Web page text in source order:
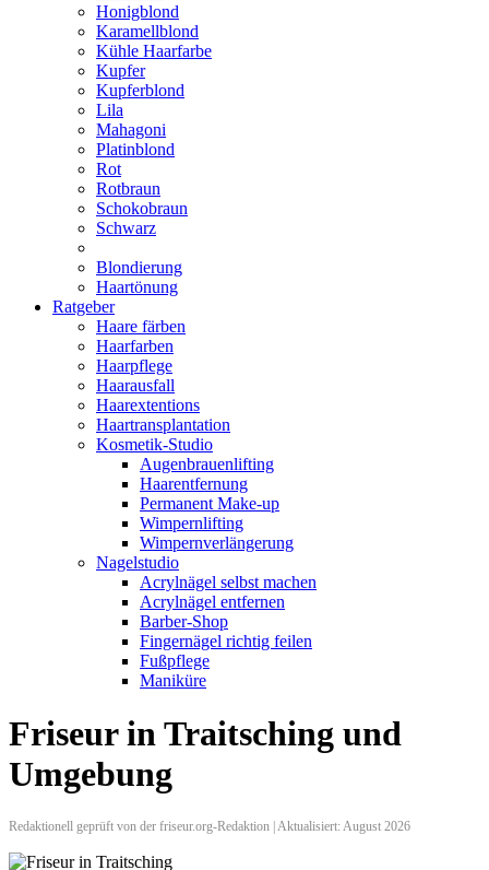
Honigblond
Karamellblond
Kühle Haarfarbe
Kupfer
Kupferblond
Lila
Mahagoni
Platinblond
Rot
Rotbraun
Schokobraun
Schwarz
Blondierung
Haartönung
Ratgeber
Haare färben
Haarfarben
Haarpflege
Haarausfall
Haarextentions
Haartransplantation
Kosmetik-Studio
Augenbrauenlifting
Haarentfernung
Permanent Make-up
Wimpernlifting
Wimpernverlängerung
Nagelstudio
Acrylnägel selbst machen
Acrylnägel entfernen
Barber-Shop
Fingernägel richtig feilen
Fußpflege
Maniküre
Friseur in Traitsching und
Umgebung
Redaktionell geprüft von der friseur.org-Redaktion | Aktualisiert: August 2026